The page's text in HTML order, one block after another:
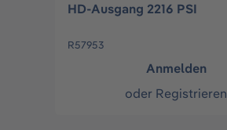
HD-Ausgang 2216 PSI
R57953
Anmelden
oder Registrieren